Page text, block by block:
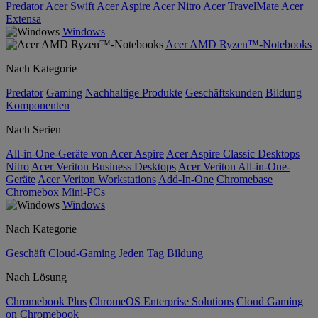
Predator Acer Swift Acer Aspire Acer Nitro Acer TravelMate Acer
Extensa
Windows
Acer AMD Ryzen™-Notebooks
Nach Kategorie
Predator Gaming Nachhaltige Produkte Geschäftskunden Bildung
Komponenten
Nach Serien
All-in-One-Geräte von Acer Aspire Acer Aspire Classic Desktops
Nitro Acer Veriton Business Desktops Acer Veriton All-in-One-
Geräte Acer Veriton Workstations Add-In-One Chromebase
Chromebox Mini-PCs
Windows
Nach Kategorie
Geschäft Cloud-Gaming Jeden Tag Bildung
Nach Lösung
Chromebook Plus ChromeOS Enterprise Solutions Cloud Gaming
on Chromebook